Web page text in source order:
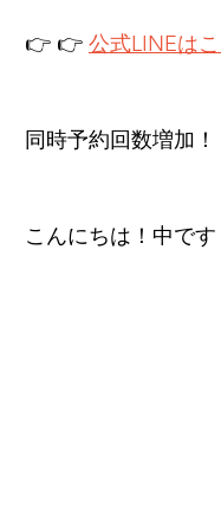
👉 👉 公式LINEは
同時予約回数増加！
こんにちは！中です